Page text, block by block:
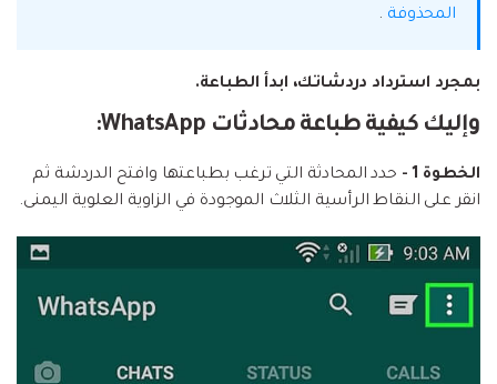
المحذوفة .
بمجرد استرداد دردشاتك، ابدأ الطباعة.
وإليك كيفية طباعة محادثات WhatsApp:
الخطوة 1 -
حدد المحادثة التي ترغب بطباعتها وافتح الدردشة ثم
انقر على النقاط الرأسية الثلاث الموجودة في الزاوية العلوية اليمنى.